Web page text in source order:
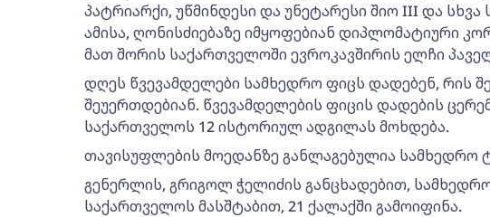
პატრიარქი, უწმინდესი და უნეტარესი შიო III და
ამისა, ღონისძიებაზე იმყოფებიან დიპლომატიური
მათ შორის საქართველოში ევროკავშირის ელჩი
დღეს წვევამდელები სამხედრო ფიცს დადებენ, რის
შეუერთდებიან. წვევამდელების ფიცის დადების
საქართველოს 12 ისტორიულ ადგილას მოხდება.
თავისუფლების მოედანზე განლაგებულია სამხედრო
გენერლის, გრიგოლ ჭელიძის განცხადებით,
საქართველოს მასშტაბით, 21 ქალაქში გამოიფინა.